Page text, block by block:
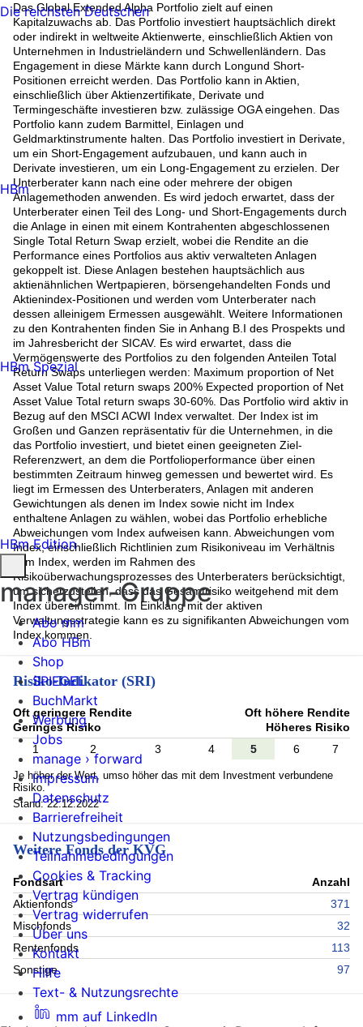
Das Global Extended Alpha Portfolio zielt auf einen
Kapitalzuwachs ab. Das Portfolio investiert hauptsächlich direkt
oder indirekt in weltweite Aktienwerte, einschließlich Aktien von
Unternehmen in Industrieländern und Schwellenländern. Das
Engagement in diese Märkte kann durch Longund Short-
Positionen erreicht werden. Das Portfolio kann in Aktien,
einschließlich über Aktienzertifikate, Derivate und
Termingeschäfte investieren bzw. zulässige OGA eingehen. Das
Portfolio kann zudem Barmittel, Einlagen und
Geldmarktinstrumente halten. Das Portfolio investiert in Derivate,
um ein Short-Engagement aufzubauen, und kann auch in
Derivate investieren, um ein Long-Engagement zu erzielen. Der
Unterberater kann nach eine oder mehrere der obigen
Anlagemethoden anwenden. Es wird jedoch erwartet, dass der
Unterberater einen Teil des Long- und Short-Engagements durch
die Anlage in einen mit einem Kontrahenten abgeschlossenen
Single Total Return Swap erzielt, wobei die Rendite an die
Performance eines Portfolios aus aktiv verwalteten Anlagen
gekoppelt ist. Diese Anlagen bestehen hauptsächlich aus
aktienähnlichen Wertpapieren, börsengehandelten Fonds und
Aktienindex-Positionen und werden vom Unterberater nach
dessen alleinigem Ermessen ausgewählt. Weitere Informationen
zu den Kontrahenten finden Sie in Anhang B.I des Prospekts und
im Jahresbericht der SICAV. Es wird erwartet, dass die
Vermögenswerte des Portfolios zu den folgenden Anteilen Total
Return Swaps unterliegen werden: Maximum proportion of Net
Asset Value Total return swaps 200% Expected proportion of Net
Asset Value Total return swaps 30-60%. Das Portfolio wird aktiv in
Bezug auf den MSCI ACWI Index verwaltet. Der Index ist im
Großen und Ganzen repräsentativ für die Unternehmen, in die
das Portfolio investiert, und bietet einen geeigneten Ziel-
Referenzwert, an dem die Portfolioperformance über einen
bestimmten Zeitraum hinweg gemessen und bewertet wird. Es
liegt im Ermessen des Unterberaters, Anlagen mit anderen
Gewichtungen als denen im Index sowie nicht im Index
enthaltene Anlagen zu wählen, wobei das Portfolio erhebliche
Abweichungen vom Index aufweisen kann. Abweichungen vom
Index, einschließlich Richtlinien zum Risikoniveau im Verhältnis
zum Index, werden im Rahmen des
Risikoüberwachungsprozesses des Unterberaters berücksichtigt,
um sicherzustellen, dass das Gesamtrisiko weitgehend mit dem
Index übereinstimmt. Im Einklang mit der aktiven
Verwaltungsstrategie kann es zu signifikanten Abweichungen vom
Index kommen.
Risiko-Indikator (SRI)
Oft geringere Rendite
Geringes Risiko
Oft höhere Rendite
Höheres Risiko
1
2 3 4 5 6 7
Je höher der Wert, umso höher das mit dem Investment verbundene
Risiko.
Stand: 22.12.2022
Weitere Fonds der KVG
Fondsart
Anzahl
Aktienfonds
371
Mischfonds
32
Rentenfonds
113
Sonstige
97
Die reichsten Deutschen
HBm
HBm Spezial
HBm Edition
manager-Gruppe
Abo mm
Abo HBm
Shop
SPIEGEL
BuchMarkt
Werbung
Jobs
manage › forward
Impressum
Datenschutz
Barrierefreiheit
Nutzungsbedingungen
Teilnahmebedingungen
Cookies & Tracking
Vertrag kündigen
Vertrag widerrufen
Über uns
Kontakt
Hilfe
Text- & Nutzungsrechte
mm auf LinkedIn